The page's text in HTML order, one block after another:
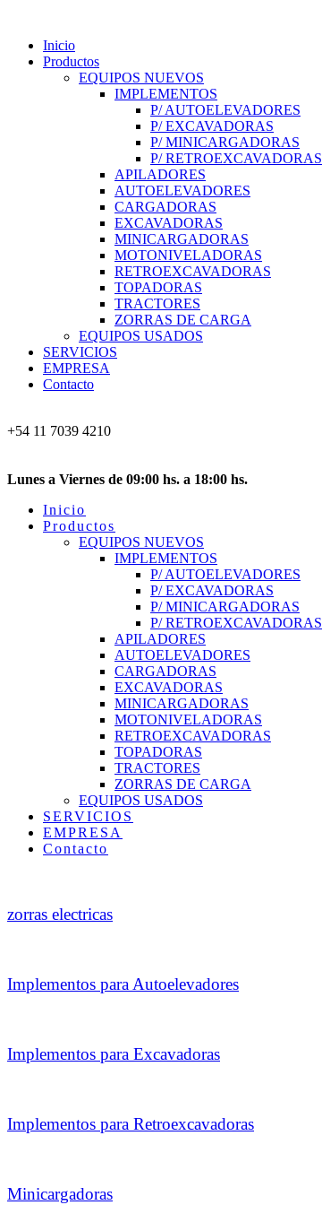
Inicio
Productos
EQUIPOS NUEVOS
IMPLEMENTOS
P/ AUTOELEVADORES
P/ EXCAVADORAS
P/ MINICARGADORAS
P/ RETROEXCAVADORAS
APILADORES
AUTOELEVADORES
CARGADORAS
EXCAVADORAS
MINICARGADORAS
MOTONIVELADORAS
RETROEXCAVADORAS
TOPADORAS
TRACTORES
ZORRAS DE CARGA
EQUIPOS USADOS
SERVICIOS
EMPRESA
Contacto
+54 11 7039 4210
Lunes a Viernes de 09:00 hs. a 18:00 hs.
Inicio
Productos
EQUIPOS NUEVOS
IMPLEMENTOS
P/ AUTOELEVADORES
P/ EXCAVADORAS
P/ MINICARGADORAS
P/ RETROEXCAVADORAS
APILADORES
AUTOELEVADORES
CARGADORAS
EXCAVADORAS
MINICARGADORAS
MOTONIVELADORAS
RETROEXCAVADORAS
TOPADORAS
TRACTORES
ZORRAS DE CARGA
EQUIPOS USADOS
SERVICIOS
EMPRESA
Contacto
zorras electricas
Implementos para Autoelevadores
Implementos para Excavadoras
Implementos para Retroexcavadoras
Minicargadoras